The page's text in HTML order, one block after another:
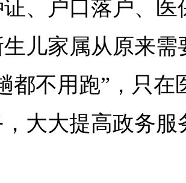
证、户口落户、
儿家属从原来需
都不用跑”，只
大大提高政务